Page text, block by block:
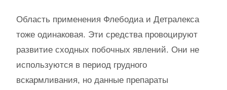
Область применения Флебодиа и Детралекса
тоже одинаковая. Эти средства провоцируют
развитие сходных побочных явлений. Они не
используются в период грудного
вскармливания, но данные препараты